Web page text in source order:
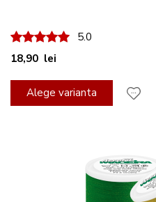
100%
5.0
18,90 lei
Alege varianta